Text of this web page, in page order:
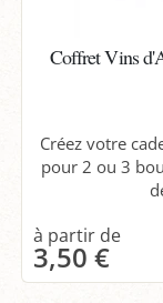
Coffret Vins
Créez votre
pour 2 ou 3
3,50 €